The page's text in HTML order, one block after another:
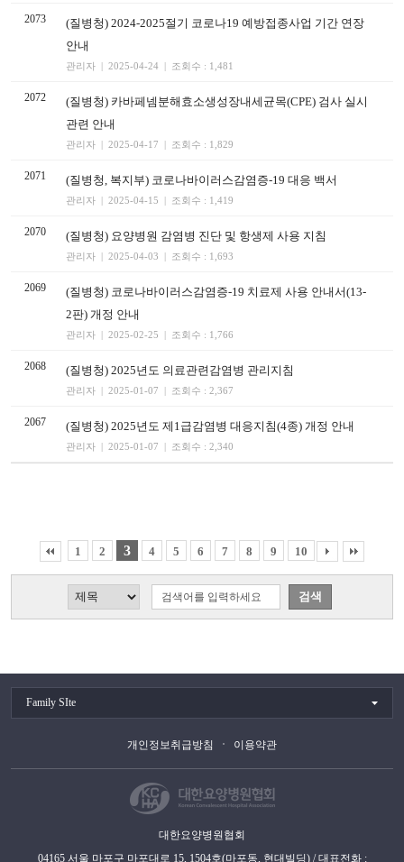
2073
(질병청) 2024-2025절기 코로나19 예방접종사업 기간 연장
안내
관리자 | 2025-04-24 | 조회수 : 1,481
2072
(질병청) 카바페넴분해효소생성장내세균목(CPE) 검사 실시
관련 안내
관리자 | 2025-04-17 | 조회수 : 1,829
2071 (질병청, 복지부) 코로나바이러스감염증-19 대응 백서
관리자 | 2025-04-15 | 조회수 : 1,419
2070 (질병청) 요양병원 감염병 진단 및 항생제 사용 지침
관리자 | 2025-04-03 | 조회수 : 1,693
2069
(질병청) 코로나바이러스감염증-19 치료제 사용 안내서(13-
2판) 개정 안내
관리자 | 2025-02-25 | 조회수 : 1,766
2068 (질병청) 2025년도 의료관련감염병 관리지침
관리자 | 2025-01-07 | 조회수 : 2,367
2067 (질병청) 2025년도 제1급감염병 대응지침(4종) 개정 안내
관리자 | 2025-01-07 | 조회수 : 2,340
1 2 3 4 5 6 7 8 9 10
Family SIte
개인정보취급방침 이용약관
대한요양병원협회
04165 서울 마포구 마포대로 15, 1504호(마포동, 현대빌딩) / 대표전화 :